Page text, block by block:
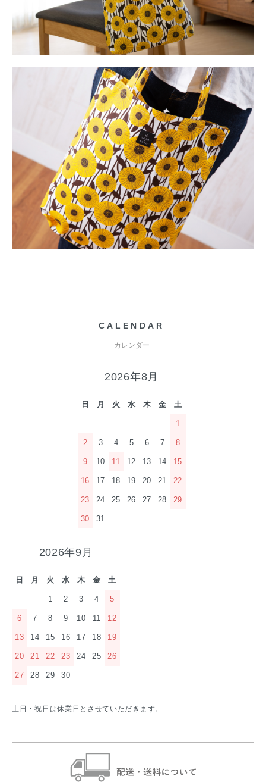
CALENDAR
カレンダー
2026年8月
日 月 火 水 木 金 土
1
2 3 4 5 6 7 8
9 10 11 12 13 14 15
16 17 18 19 20 21 22
23 24 25 26 27 28 29
30 31
2026年9月
日 月 火 水 木 金 土
1 2 3 4 5
6 7 8 9 10 11 12
13 14 15 16 17 18 19
20 21 22 23 24 25 26
27 28 29 30
土日・祝日は休業日とさせていただきます。